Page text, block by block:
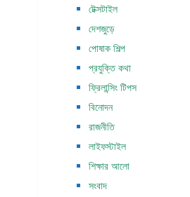
টেক্সটাইল
দেশজুড়ে
পোষাক শিল্প
প্রযুক্তি কথা
ফ্রিলান্সিং টিপস
বিনোদন
রাজনীতি
লাইফস্টাইল
শিক্ষার আলো
সংবাদ